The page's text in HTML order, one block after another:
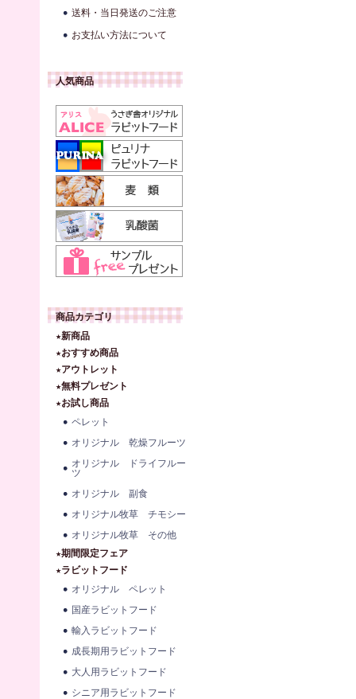
送料・当日発送のご注意
お支払い方法について
人気商品
商品カテゴリ
★新商品
★おすすめ商品
★アウトレット
★無料プレゼント
★お試し商品
ペレット
オリジナル 乾燥フルーツ
オリジナル ドライフルー
ツ
オリジナル 副食
オリジナル牧草 チモシー
オリジナル牧草 その他
★期間限定フェア
★ラビットフード
オリジナル ペレット
国産ラビットフード
輸入ラビットフード
成長期用ラビットフード
大人用ラビットフード
シニア用ラビットフード